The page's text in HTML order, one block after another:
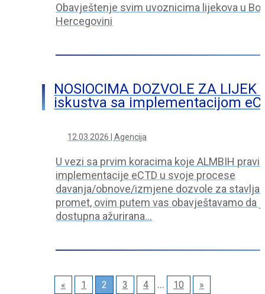
Obavještenje svim uvoznicima lijekova u
Hercegovini
NOSIOCIMA DOZVOLE ZA LIJEK
iskustva sa implementacijom
12.03.2026 | Agencija
U vezi sa prvim koracima koje ALMBIH pravi
implementacije eCTD u svoje procese
davanja/obnove/izmjene dozvole za
promet, ovim putem vas obavještavamo da
dostupna ažurirana…
« 1 2 3 4 … 10 »